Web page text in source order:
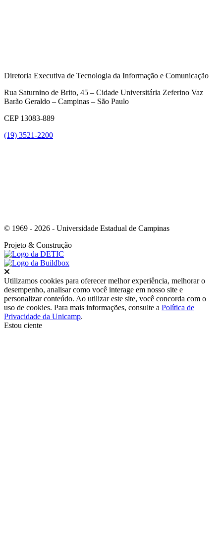
Diretoria Executiva de Tecnologia da Informação e Comunicação
Rua Saturnino de Brito, 45 – Cidade Universitária Zeferino Vaz
Barão Geraldo – Campinas – São Paulo
CEP 13083-889
(19) 3521-2200
© 1969 - 2026 - Universidade Estadual de Campinas
Projeto & Construção
Utilizamos cookies para oferecer melhor experiência, melhorar o
desempenho, analisar como você interage em nosso site e
personalizar conteúdo. Ao utilizar este site, você concorda com o
uso de cookies. Para mais informações, consulte a Política de
Privacidade da Unicamp.
Estou ciente